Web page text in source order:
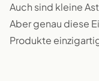
Auch sind kleine
Aber genau diese
Produkte